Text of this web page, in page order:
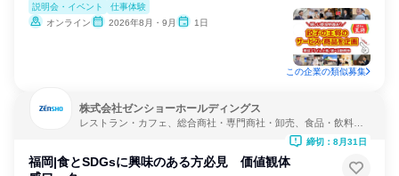
説明会・イベント
仕事体験
オンライン
2026年8月・9月 1日
この企業の類似募集
株式会社ゼンショーホールディングス
レストラン・カフェ、総合商社・専門商社・卸売、食品・飲料メ
福岡|食とSDGsに興味のある方必見 価値観体
締切：8月31日